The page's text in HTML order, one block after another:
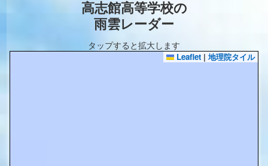
高志館高等学校の
雨雲レーダー
タップすると拡大します
Leaflet | 地理院タイル